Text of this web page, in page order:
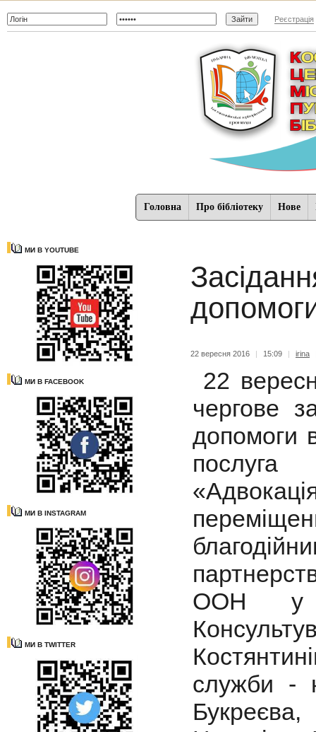
Реєстрація
Головна Про бібліотеку Нове
МИ В YOUTUBE
МИ В FACEBOOK
МИ В INSTAGRAM
МИ В TWITTER
22 вересня 2016 | 15:09 | irina
22
чергове
допомоги
ООН у
служби -